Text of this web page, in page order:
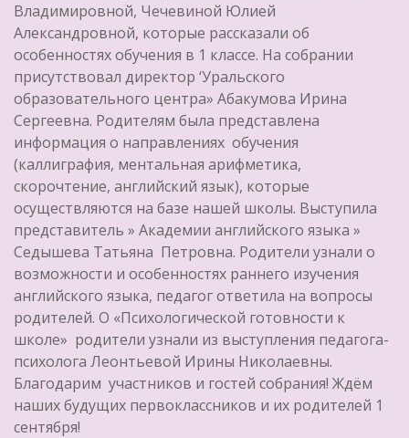
Владимировной, Чечевиной Юлией
Александровной, которые рассказали об
особенностях обучения в 1 классе. На собрании
присутствовал директор ‘Уральского
образовательного центра» Абакумова Ирина
Сергеевна. Родителям была представлена
информация о направлениях обучения
(каллиграфия, ментальная арифметика,
скорочтение, английский язык), которые
осуществляются на базе нашей школы. Выступила
представитель » Академии английского языка »
Седышева Татьяна Петровна. Родители узнали о
возможности и особенностях раннего изучения
английского языка, педагог ответила на вопросы
родителей. О «Психологической готовности к
школе» родители узнали из выступления педагога-
психолога Леонтьевой Ирины Николаевны.
Благодарим участников и гостей собрания! Ждём
наших будущих первоклассников и их родителей 1
сентября!